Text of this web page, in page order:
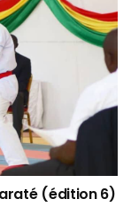
(édition 6)